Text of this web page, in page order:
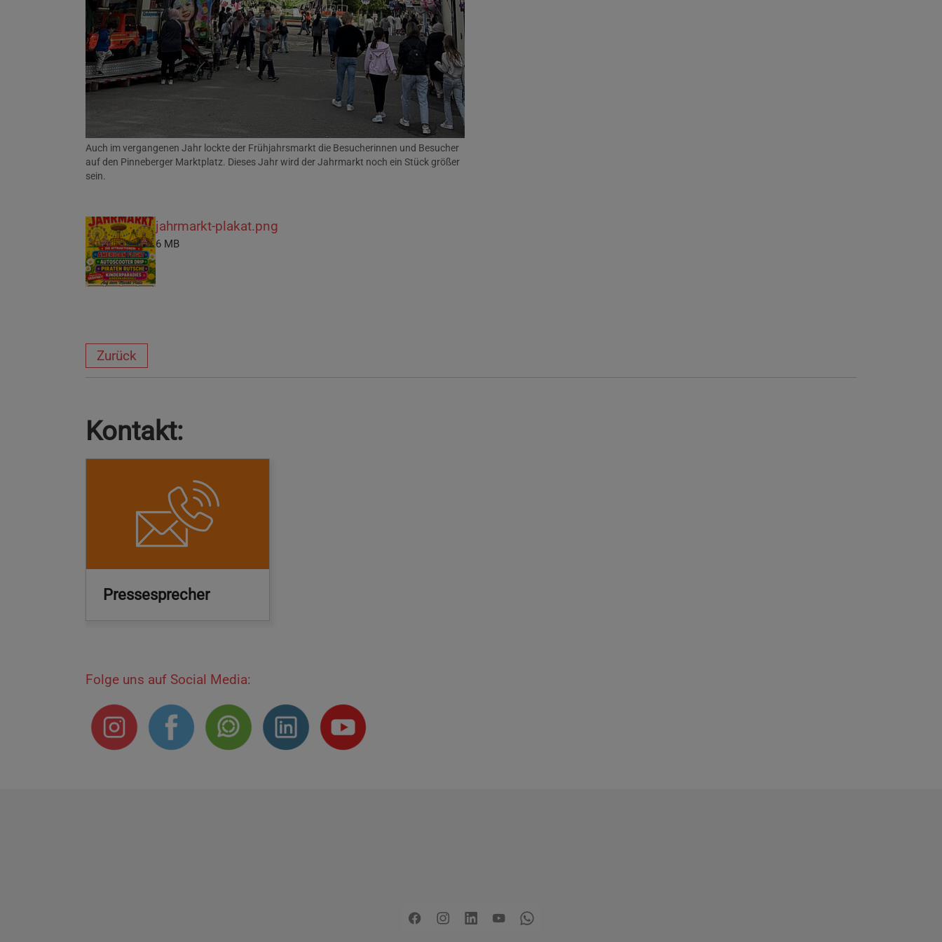
Auch im vergangenen Jahr lockte der Frühjahrsmarkt die Besucherinnen und Besucher
auf den Pinneberger Marktplatz. Dieses Jahr wird der Jahrmarkt noch ein Stück größer
sein.
jahrmarkt-plakat.png
6 MB
Zurück
Kontakt:
Pressesprecher
Folge uns auf Social Media:
Facebook
Instagram
LinkedIn
YouTubeWhatsapp